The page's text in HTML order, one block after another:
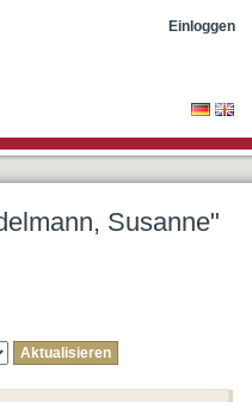
Einloggen
Susanne"